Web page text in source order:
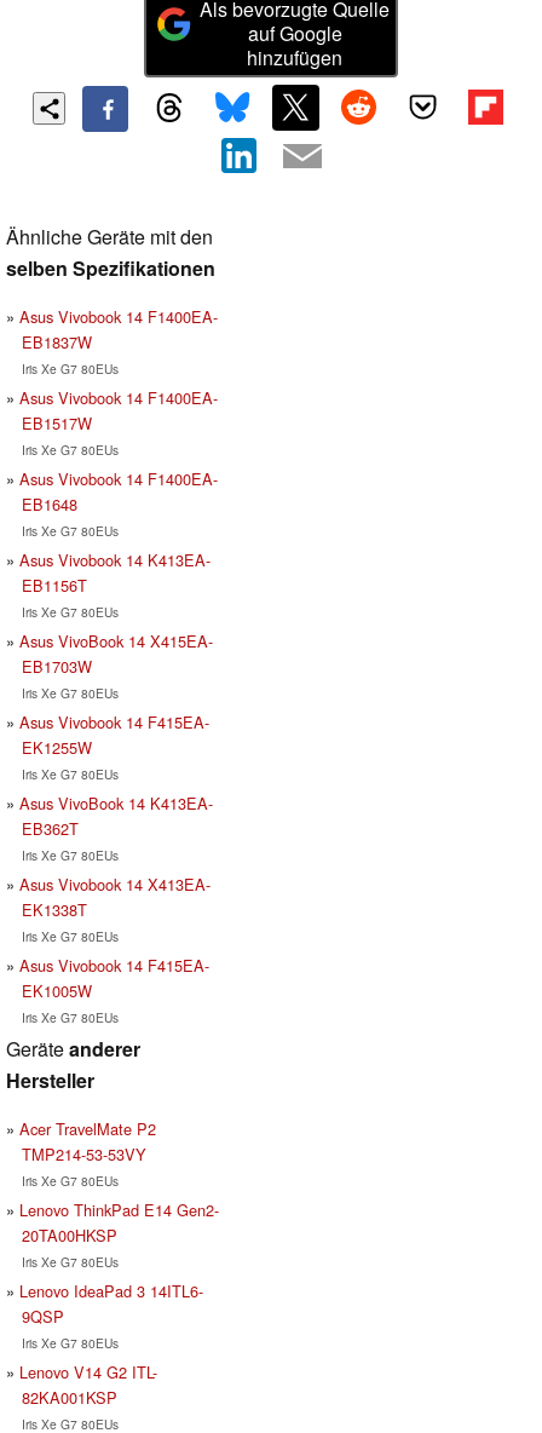
Als bevorzugte Quelle
auf Google
hinzufügen
Ähnliche Geräte mit den
selben Spezifikationen
Asus Vivobook 14 F1400EA-
EB1837W
Iris Xe G7 80EUs
Asus Vivobook 14 F1400EA-
EB1517W
Iris Xe G7 80EUs
Asus Vivobook 14 F1400EA-
EB1648
Iris Xe G7 80EUs
Asus Vivobook 14 K413EA-
EB1156T
Iris Xe G7 80EUs
Asus VivoBook 14 X415EA-
EB1703W
Iris Xe G7 80EUs
Asus Vivobook 14 F415EA-
EK1255W
Iris Xe G7 80EUs
Asus VivoBook 14 K413EA-
EB362T
Iris Xe G7 80EUs
Asus Vivobook 14 X413EA-
EK1338T
Iris Xe G7 80EUs
Asus Vivobook 14 F415EA-
EK1005W
Iris Xe G7 80EUs
Geräteanderer
Hersteller
Acer TravelMate P2
TMP214-53-53VY
Iris Xe G7 80EUs
Lenovo ThinkPad E14 Gen2-
20TA00HKSP
Iris Xe G7 80EUs
Lenovo IdeaPad 3 14ITL6-
9QSP
Iris Xe G7 80EUs
Lenovo V14 G2 ITL-
82KA001KSP
Iris Xe G7 80EUs